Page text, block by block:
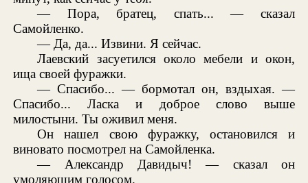
— Пора, братец, спать... — сказал
Самойленко.
— Да, да... Извини. Я сейчас.
Лаевский засуетился около мебели и окон,
ища своей фуражки.
— Спасибо... — бормотал он, вздыхая. —
Спасибо... Ласка и доброе слово выше
милостыни. Ты оживил меня.
Он нашел свою фуражку, остановился и
виновато посмотрел на Самойленка.
— Александр Давидыч! — сказал он
умоляющим голосом.